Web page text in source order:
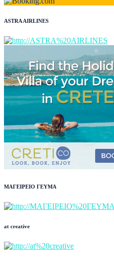
ASTRA AIRLINES
ΜΑΓΕΙΡΕΙΟ ΓΕΥΜΑ
at creative